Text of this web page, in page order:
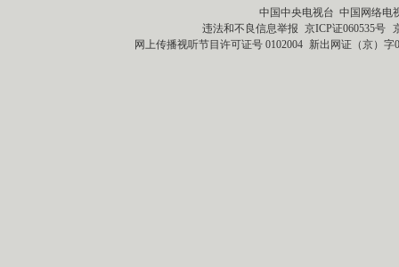
中国中央电视台 中国网络电
违法和不良信息举报 京ICP证060535号
网上传播视听节目许可证号 0102004 新出网证（京）